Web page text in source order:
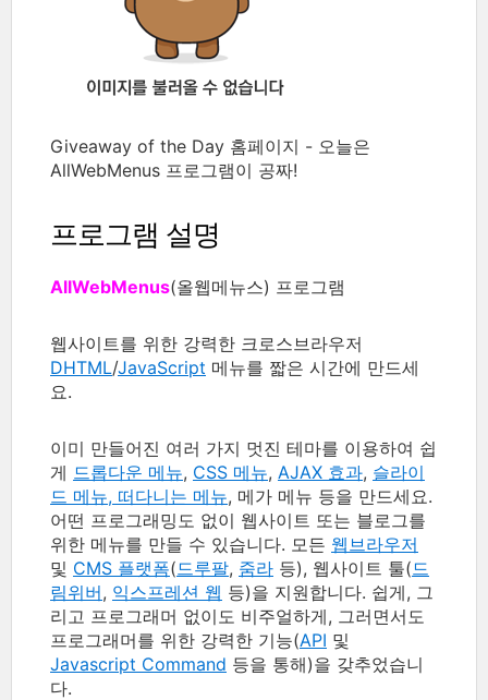
Giveaway of the Day 홈페이지 - 오늘은
AllWebMenus 프로그램이 공짜!
프로그램 설명
AllWebMenus(올웹메뉴스) 프로그램
웹사이트를 위한 강력한 크로스브라우저
DHTML/JavaScript 메뉴를 짧은 시간에 만드세
요.
이미 만들어진 여러 가지 멋진 테마를 이용하여 쉽
게 드롭다운 메뉴, CSS 메뉴, AJAX 효과, 슬라이
드 메뉴, 떠다니는 메뉴, 메가 메뉴 등을 만드세요.
어떤 프로그래밍도 없이 웹사이트 또는 블로그를
위한 메뉴를 만들 수 있습니다. 모든 웹브라우저
및 CMS 플랫폼(드루팔, 줌라 등), 웹사이트 툴(드
림위버, 익스프레션 웹 등)을 지원합니다. 쉽게, 그
리고 프로그래머 없이도 비주얼하게, 그러면서도
프로그래머를 위한 강력한 기능(API 및
Javascript Command 등을 통해)을 갖추었습니
다.